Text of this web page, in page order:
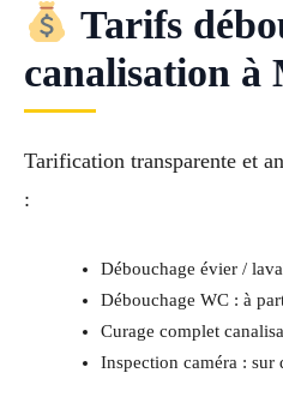
Tarifs
canalisation à
Tarification transparente et
:
Débouchage évier /
Débouchage WC : à
Curage complet
Inspection caméra : sur